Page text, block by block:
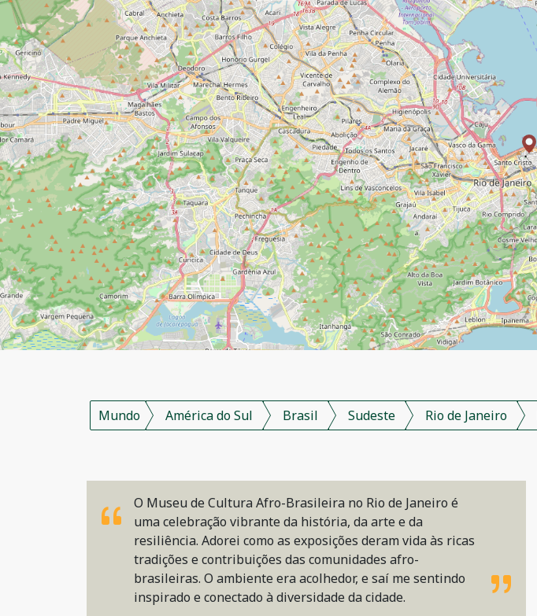
Mundo América do Sul Brasil Sudeste Rio de Janeiro
O Museu de Cultura Afro-Brasileira no Rio de Janeiro é
uma celebração vibrante da história, da arte e da
resiliência. Adorei como as exposições deram vida às ricas
tradições e contribuições das comunidades afro-
brasileiras. O ambiente era acolhedor, e saí me sentindo
inspirado e conectado à diversidade da cidade.